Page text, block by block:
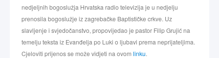
nedjeljnih bogoslužja Hrvatska radio televizija je u nedjelju
prenosila bogoslužje iz zagrebačke Baptističke crkve. Uz
slavljenje i svjedočanstvo, propovijedao je pastor Filip Grujić na
temelju teksta iz Evanđelja po Luki o ljubavi prema neprijateljima.
Cjeloviti prijenos se može vidjeti na ovomlinku.